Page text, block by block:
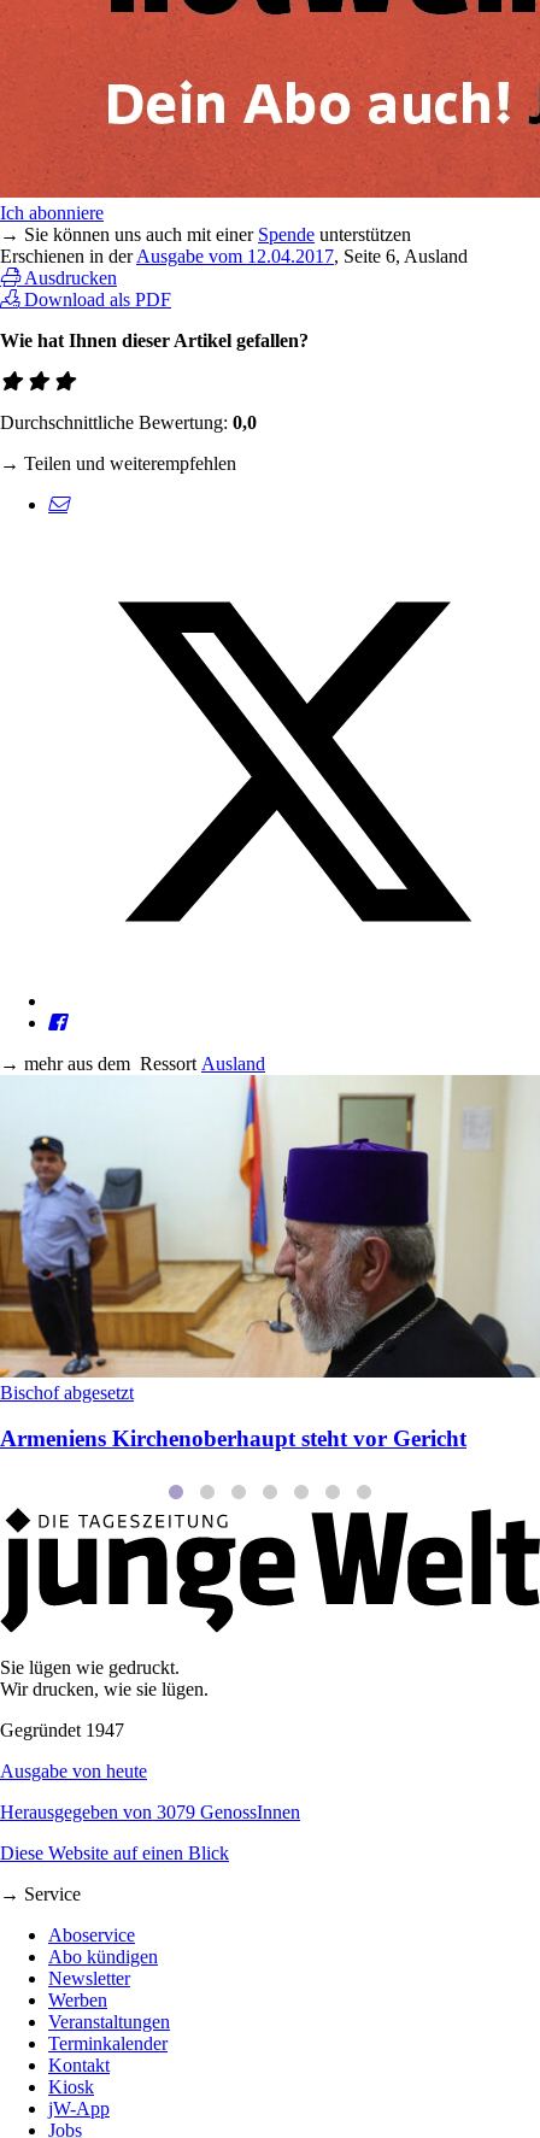
Ich abonniere
→ Sie können uns auch mit einer Spende unterstützen
Erschienen in derAusgabe vom 12.04.2017, Seite 6, Ausland
Ausdrucken
Download als PDF
Wie hat Ihnen dieser Artikel gefallen?
Durchschnittliche Bewertung: 0,0
→ Teilen und weiterempfehlen
→ mehr aus dem Ressort Ausland
Bischof abgesetzt
Armeniens Kirchenoberhaupt steht vor Gericht
Sie lügen wie gedruckt.
Wir drucken, wie sie lügen.
Gegründet 1947
Ausgabe von heute
Herausgegeben von 3079 GenossInnen
Diese Website auf einen Blick
→ Service
Aboservice
Abo kündigen
Newsletter
Werben
Veranstaltungen
Terminkalender
Kontakt
Kiosk
jW-App
Jobs